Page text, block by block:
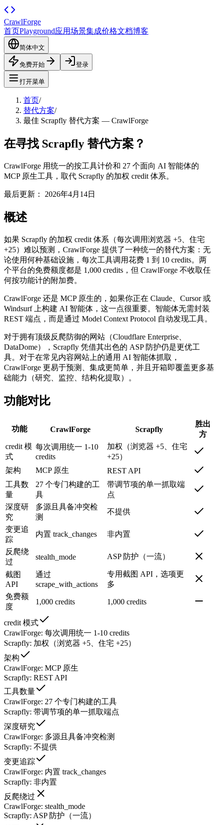
CrawlForge
首页Playground应用场景集成价格文档博客
简体中文
免费开始 登录
打开菜单
首页/
替代方案/
最佳 Scrapfly 替代方案 — CrawlForge
在寻找 Scrapfly 替代方案？
CrawlForge 用统一的按工具计价和 27 个面向 AI 智能体的
MCP 原生工具，取代 Scrapfly 的加权 credit 体系。
最后更新： 2026年4月14日
概述
如果 Scrapfly 的加权 credit 体系（每次调用浏览器 +5、住宅
+25）难以预测，CrawlForge 提供了一种统一的替代方案：无
论使用何种基础设施，每次工具调用花费 1 到 10 credits。两
个平台的免费额度都是 1,000 credits，但 CrawlForge 不收取任
何按功能计的附加费。
CrawlForge 还是 MCP 原生的，如果你正在 Claude、Cursor 或
Windsurf 上构建 AI 智能体，这一点很重要。智能体无需封装
REST 端点，而是通过 Model Context Protocol 自动发现工具。
对于拥有顶级反爬防御的网站（Cloudflare Enterprise、
DataDome），Scrapfly 凭借其出色的 ASP 防护仍是更优工
具。对于在常见内容网站上的通用 AI 智能体抓取，
CrawlForge 更易于预测、集成更简单，并且开箱即覆盖更多基
础能力（研究、监控、结构化提取）。
功能对比
功能 CrawlForge Scrapfly
胜出
方
credit 模
式
每次调用统一 1-10
credits
加权（浏览器 +5、住宅
+25）
架构
MCP 原生
REST API
工具数
量
27 个专门构建的工
具
带调节项的单一抓取端
点
深度研
究
多源且具备冲突检
测
不提供
变更追
踪
内置 track_changes 非内置
反爬绕
过
stealth_mode ASP 防护（一流）
截图
API
通过
scrape_with_actions
专用截图 API，选项更
多
免费额
度
1,000 credits 1,000 credits
credit 模式
CrawlForge: 每次调用统一 1-10 credits
Scrapfly: 加权（浏览器 +5、住宅 +25）
架构
CrawlForge: MCP 原生
Scrapfly: REST API
工具数量
CrawlForge: 27 个专门构建的工具
Scrapfly: 带调节项的单一抓取端点
深度研究
CrawlForge: 多源且具备冲突检测
Scrapfly: 不提供
变更追踪
CrawlForge: 内置 track_changes
Scrapfly: 非内置
反爬绕过
CrawlForge: stealth_mode
Scrapfly: ASP 防护（一流）